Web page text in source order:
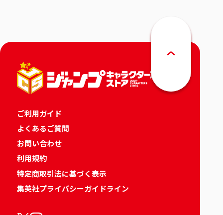
ご利用ガイド
よくあるご質問
お問い合わせ
利用規約
特定商取引法に基づく表示
集英社プライバシーガイドライン